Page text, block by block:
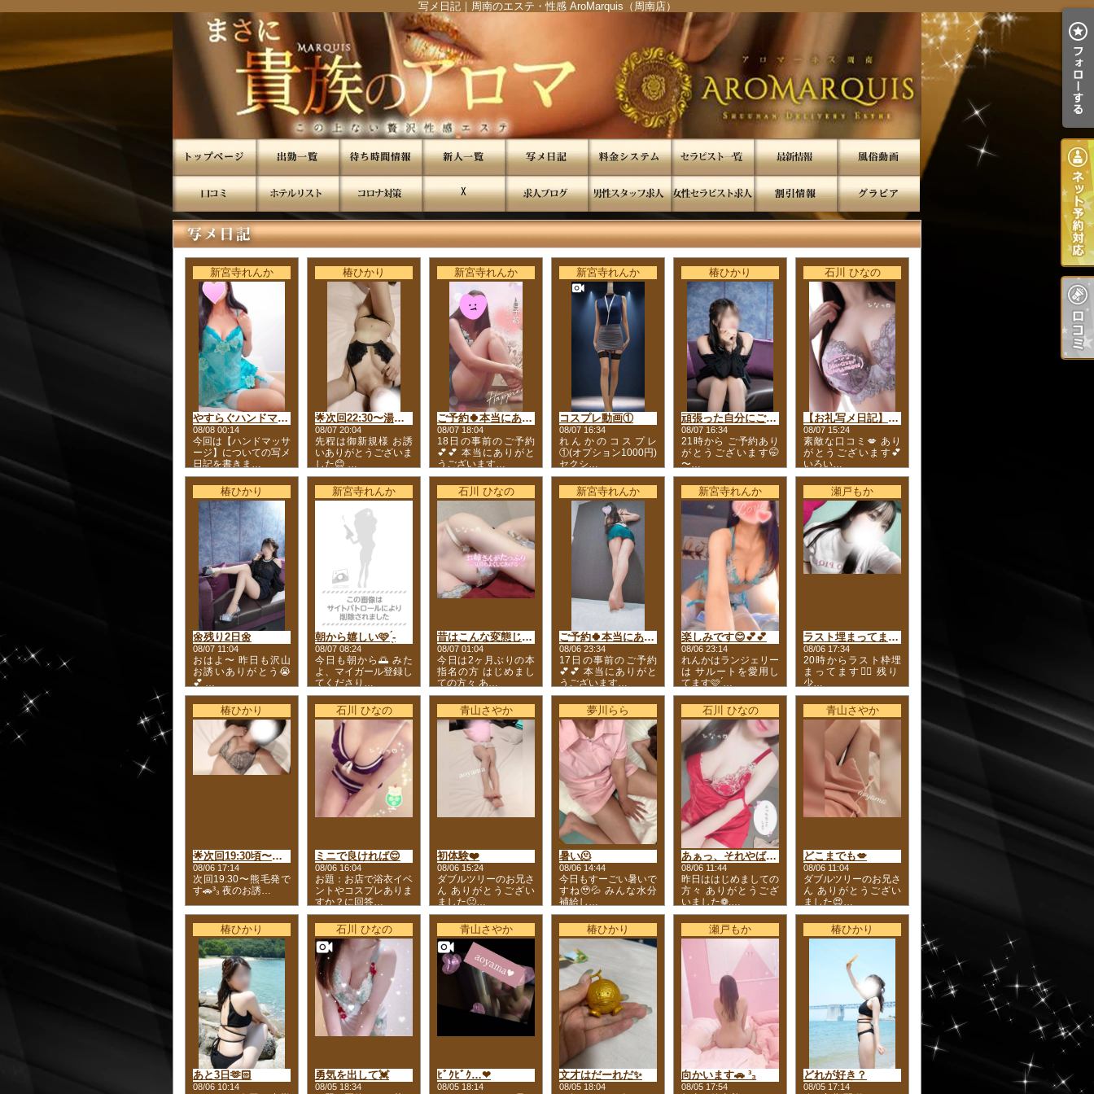
""
写メ日記｜周南のエステ・性感 AroMarquis（周南店）
新宮寺れんか
やすらぐハンドマッサージ💕💕
08/08 00:14
今回は【ハンドマッサ
ージ】についての写メ
日記を書きま…
椿ひかり
🌟次回22:30〜湯田方面発
08/07 20:04
先程は御新規様 お誘
いありがとうございま
した😊 …
新宮寺れんか
ご予約🍀本当にありがとうございます💕💕
08/07 18:04
18日の事前のご予約
💕💕 本当にありがと
うございます…
新宮寺れんか
コスプレ動画①
08/07 16:34
れんかのコスプレ
①(オプション1000円)
セクシ…
椿ひかり
頑張った自分にご褒美😘
08/07 16:34
21時から ご予約あり
がとうございます🤭
〜…
石川 ひなの
【お礼写メ日記】居心地の良さと優しさに包まれた、とても素敵な時間🤍
08/07 15:24
素敵な口コミ💋 あり
がとうございます💕
いろい…
椿ひかり
🌼残り2日🌼
08/07 11:04
おはよ〜 昨日も沢山
お誘いありがとう😭
💕 …
新宮寺れんか
朝から嬉しい🩷 ̖́-
08/07 08:24
今日も朝から🌅 みた
よ、マイガール登録し
てくださり…
石川 ひなの
昔はこんな変態じゃなかったのに💓
08/07 01:04
今日は2ヶ月ぶりの本
指名の方 はじめまし
ての方々 あ…
新宮寺れんか
ご予約🍀本当にありがとうございます💕💕
08/06 23:34
17日の事前のご予約
💕💕 本当にありがと
うございます…
新宮寺れんか
楽しみです😊💕💕
08/06 23:14
れんかはランジェリー
は サルートを愛用し
てます🩷 ́…
瀬戸もか
ラスト埋まってます🈵
08/06 17:34
20時からラスト枠埋
まってます🙇‍♀️ 残り
少…
椿ひかり
🌟次回19:30頃〜熊毛発
08/06 17:14
次回19:30〜熊毛発で
す🚗³₃ 夜のお誘…
石川 ひなの
ミニで良ければ😌
08/06 16:04
お題：お店で浴衣イベ
ントやコスプレありま
すか？に回答…
青山さやか
初体験❤️
08/06 15:24
ダブルツリーのお兄さ
ん ありがとうござい
ました🙂…
夢川らら
暑い🫠
08/06 14:44
今日もすーごい暑いで
すね🥹💦 みんな水分
補給し…
石川 ひなの
あぁっ、それやばいっ、、💓
08/06 11:44
昨日ははじめましての
方々 ありがとうござ
いました❁.…
青山さやか
どこまでも💋
08/06 11:04
ダブルツリーのお兄さ
ん ありがとうござい
ました😍…
椿ひかり
あと3日🫶🏻
08/06 10:14
石川 ひなの
勇気を出して💓
08/05 18:34
青山さやか
ﾋﾞｸﾋﾞｸ…❤
08/05 18:14
椿ひかり
文才はだーれだ✨
08/05 18:04
瀬戸もか
向かいます🚗 ³₃
08/05 17:54
椿ひかり
どれが好き？
08/05 17:14